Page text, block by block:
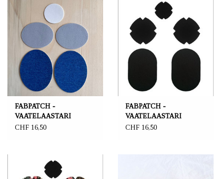
FABPATCH -
VAATELAASTARI
FabPatch 5er Set "Arki"
CHF 16,50
FABPATCH -
VAATELAASTARI
FabPatch 5er Set
CHF 16,50